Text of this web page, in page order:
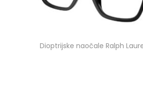
Dioptrijske naočale Ralph